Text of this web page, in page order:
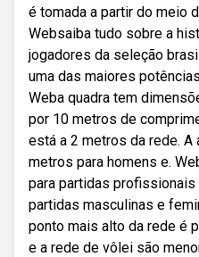
é tomada a partir do meio
Websaiba tudo sobre a
jogadores da seleção
uma das maiores
Weba quadra tem
por 10 metros de
está a 2 metros da rede. A
metros para homens e.
para partidas
partidas masculinas e
ponto mais alto da rede é
e a rede de vôlei são